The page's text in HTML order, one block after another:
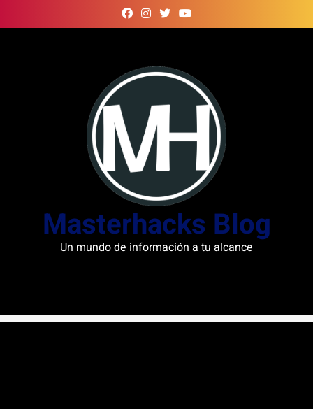
to
Masterhacks Blog
Un mundo de información a tu alcance